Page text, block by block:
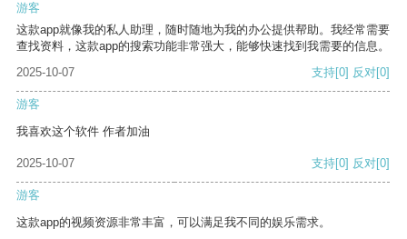
游客
这款app就像我的私人助理，随时随地为我的办公提供帮助。我经常需要
查找资料，这款app的搜索功能非常强大，能够快速找到我需要的信息。
2025-10-07
支持[0] 反对[0]
游客
我喜欢这个软件 作者加油
2025-10-07 支持[0] 反对[0]
游客
这款app的视频资源非常丰富，可以满足我不同的娱乐需求。